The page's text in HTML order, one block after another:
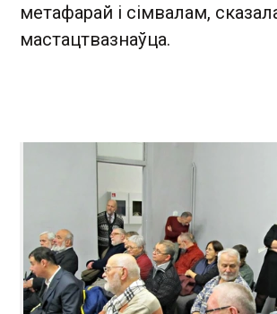
метафарай і сімвалам,
мастацтвазнаўца.